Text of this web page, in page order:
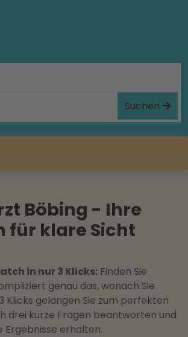
Suchen
Böbing - Ihre
für klare Sicht
in nur 3 Klicks: Finden Sie
genau das, wonach Sie
Klicks gelangen Sie zum perfekten
drei kurze Fragen beantworten und
Ergebnisse erhalten.